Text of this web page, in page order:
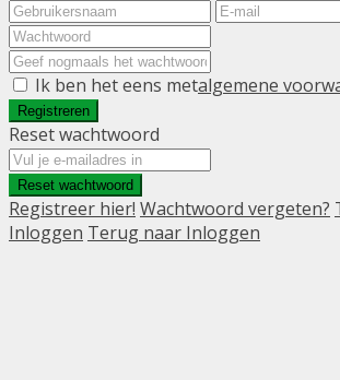
Ik ben het eens metalgemene
Registreren
Reset wachtwoord
Reset wachtwoord
Registreer hier! Wachtwoord vergeten?
Inloggen Terug naar Inloggen